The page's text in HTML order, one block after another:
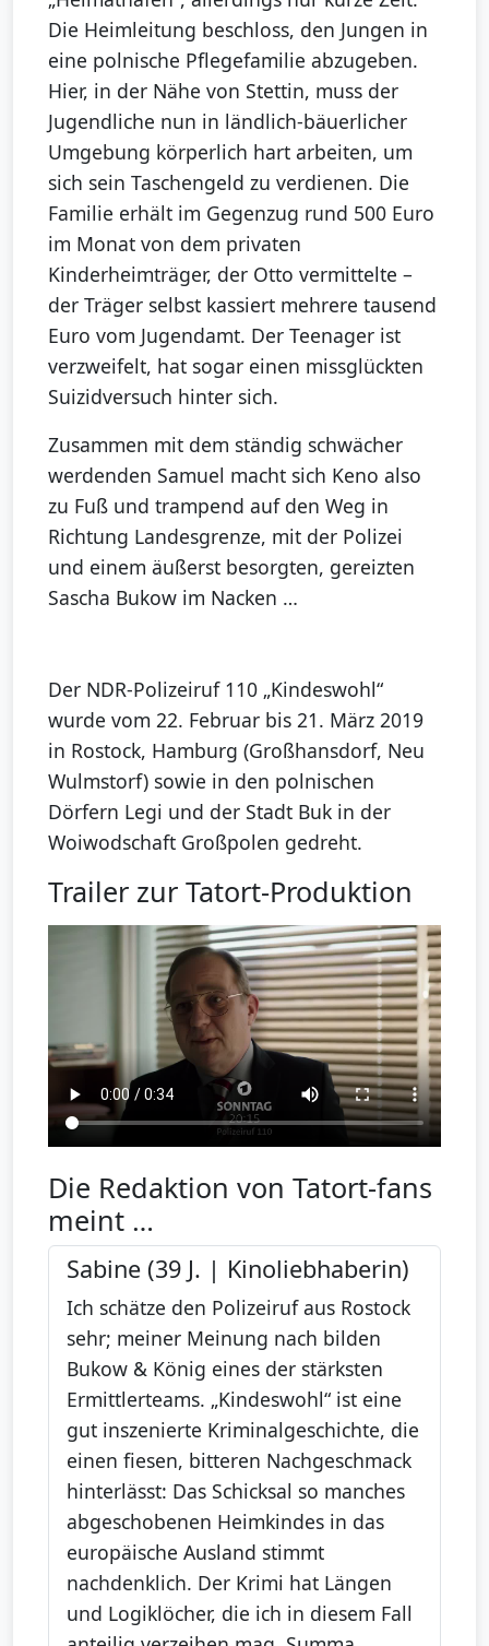
Die Heimleitung beschloss, den Jungen in
eine polnische Pflegefamilie abzugeben.
Hier, in der Nähe von Stettin, muss der
Jugendliche nun in ländlich-bäuerlicher
Umgebung körperlich hart arbeiten, um
sich sein Taschengeld zu verdienen. Die
Familie erhält im Gegenzug rund 500 Euro
im Monat von dem privaten
Kinderheimträger, der Otto vermittelte –
der Träger selbst kassiert mehrere tausend
Euro vom Jugendamt. Der Teenager ist
verzweifelt, hat sogar einen missglückten
Suizidversuch hinter sich.
Zusammen mit dem ständig schwächer
werdenden Samuel macht sich Keno also
zu Fuß und trampend auf den Weg in
Richtung Landesgrenze, mit der Polizei
und einem äußerst besorgten, gereizten
Sascha Bukow im Nacken …
Der NDR-Polizeiruf 110 „Kindeswohl“
wurde vom 22. Februar bis 21. März 2019
in Rostock, Hamburg (Großhansdorf, Neu
Wulmstorf) sowie in den polnischen
Dörfern Legi und der Stadt Buk in der
Woiwodschaft Großpolen gedreht.
Trailer zur Tatort-Produktion
Die Redaktion von Tatort-fans
meint …
Sabine (39 J. | Kinoliebhaberin)
Ich schätze den Polizeiruf aus Rostock
sehr; meiner Meinung nach bilden
Bukow & König eines der stärksten
Ermittlerteams. „Kindeswohl“ ist eine
gut inszenierte Kriminalgeschichte, die
einen fiesen, bitteren Nachgeschmack
hinterlässt: Das Schicksal so manches
abgeschobenen Heimkindes in das
europäische Ausland stimmt
nachdenklich. Der Krimi hat Längen
und Logiklöcher, die ich in diesem Fall